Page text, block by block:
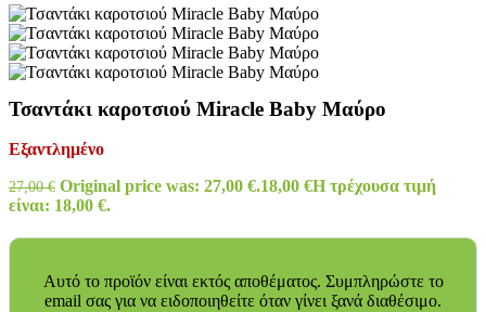
Τσαντάκι καροτσιού Miracle Baby Μαύρο
Εξαντλημένο
27,00€ Original price was: 27,00 €.18,00 €Η τρέχουσα τιμή
είναι: 18,00 €.
Αυτό το προϊόν είναι εκτός αποθέματος. Συμπληρώστε το
email σας για να ειδοποιηθείτε όταν γίνει ξανά διαθέσιμο.